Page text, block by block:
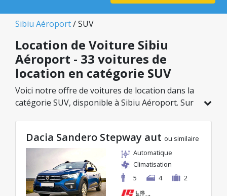
Sibiu Aéroport/ SUV
Location de Voiture Sibiu
Aéroport - 33 voitures de
location en catégorie SUV
Voici notre offre de voitures de location dans la
catégorie SUV, disponible à Sibiu Aéroport. Sur
sélectionnée, avec des tarifs avantageux
débutant à seulement 30€/jour.
Dacia Sandero Stepway aut ou similaire
Automatique
Climatisation
5
4 2